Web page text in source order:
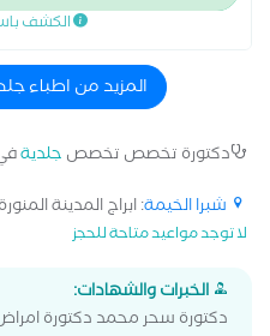
الكشف
المزيد من اطباء
دكتورة تخصص تخصص جلدية
شبرا الخيمة: ابراج المدينة
لا توجد مواعيد متاحة للحجز
الخبرات والشهادات:
دكتورة سحر محمد دكتورة